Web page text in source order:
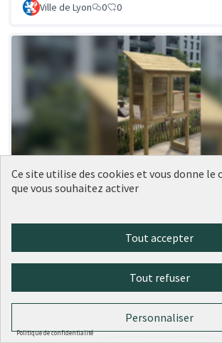
Ville de Lyon 0 0
9ème
Ce site utilise des cookies et vous donne le
que vous souhaitez activer
Tout accepter
Tout refuser
Personnaliser
Politique de confidentialité